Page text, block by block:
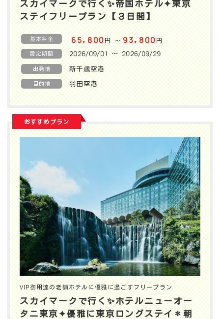
スカイマークで行く✨️帝国ホテル✦東京
ステイフリープラン【３日間】
基本料金 65,800円〜93,800円
設定期間 2026/09/01 〜 2026/09/29
出発地 新千歳空港
目的地 羽田空港
おすすめプラン
VIP御用達の老舗ホテルに優雅に過ごすフリープラン
スカイマークで行く✨️ホテルニューオー
タニ東京✦優雅に東京ロングステイ＊朝